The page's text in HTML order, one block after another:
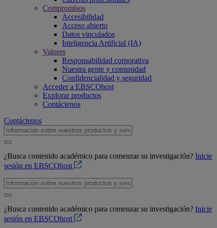
Compromisos
Accesibilidad
Acceso abierto
Datos vinculados
Inteligencia Artificial (IA)
Valores
Responsabilidad corporativa
Nuestra gente y comunidad
Confidencialidad y seguridad
Acceder a EBSCOhost
Explorar productos
Contáctenos
Contáctenos
¿Busca contenido académico para comenzar su investigación? Inicie
sesión en EBSCOhost
¿Busca contenido académico para comenzar su investigación? Inicie
sesión en EBSCOhost